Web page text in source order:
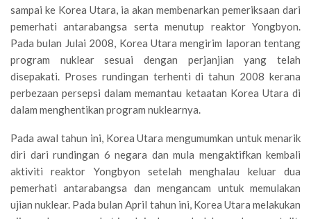
sampai ke Korea Utara, ia akan membenarkan pemeriksaan dari
pemerhati antarabangsa serta menutup reaktor Yongbyon.
Pada bulan Julai 2008, Korea Utara mengirim laporan tentang
program nuklear sesuai dengan perjanjian yang telah
disepakati. Proses rundingan terhenti di tahun 2008 kerana
perbezaan persepsi dalam memantau ketaatan Korea Utara di
dalam menghentikan program nuklearnya.
Pada awal tahun ini, Korea Utara mengumumkan untuk menarik
diri dari rundingan 6 negara dan mula mengaktifkan kembali
aktiviti reaktor Yongbyon setelah menghalau keluar dua
pemerhati antarabangsa dan mengancam untuk memulakan
ujian nuklear. Pada bulan April tahun ini, Korea Utara melakukan